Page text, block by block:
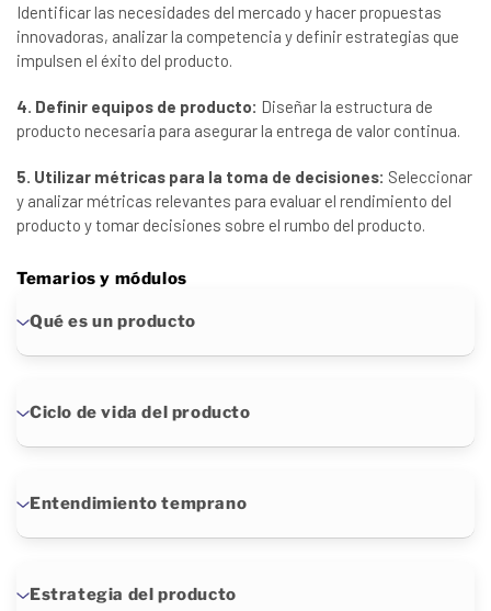
Identificar las necesidades del mercado y hacer propuestas
innovadoras, analizar la competencia y definir estrategias que
impulsen el éxito del producto.
4. Definir equipos de producto: Diseñar la estructura de
producto necesaria para asegurar la entrega de valor continua.
5. Utilizar métricas para la toma de decisiones: Seleccionar
y analizar métricas relevantes para evaluar el rendimiento del
producto y tomar decisiones sobre el rumbo del producto.
Temarios y módulos
Qué es un producto
Ciclo de vida del producto
Entendimiento temprano
Estrategia del producto